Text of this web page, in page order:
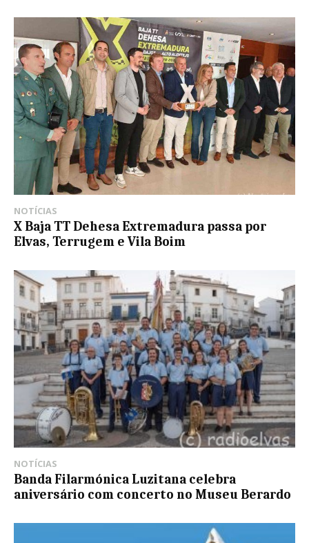
NOTÍCIAS
X Baja TT Dehesa Extremadura passa por
Elvas, Terrugem e Vila Boim
NOTÍCIAS
Banda Filarmónica Luzitana celebra
aniversário com concerto no Museu Berardo